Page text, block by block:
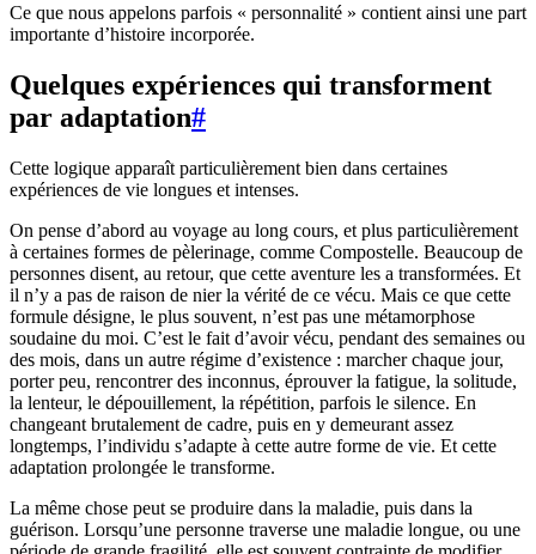
Ce que nous appelons parfois « personnalité » contient ainsi une part
importante d’histoire incorporée.
Quelques expériences qui transforment
par adaptation#
Cette logique apparaît particulièrement bien dans certaines
expériences de vie longues et intenses.
On pense d’abord au voyage au long cours, et plus particulièrement
à certaines formes de pèlerinage, comme Compostelle. Beaucoup de
personnes disent, au retour, que cette aventure les a transformées. Et
il n’y a pas de raison de nier la vérité de ce vécu. Mais ce que cette
formule désigne, le plus souvent, n’est pas une métamorphose
soudaine du moi. C’est le fait d’avoir vécu, pendant des semaines ou
des mois, dans un autre régime d’existence : marcher chaque jour,
porter peu, rencontrer des inconnus, éprouver la fatigue, la solitude,
la lenteur, le dépouillement, la répétition, parfois le silence. En
changeant brutalement de cadre, puis en y demeurant assez
longtemps, l’individu s’adapte à cette autre forme de vie. Et cette
adaptation prolongée le transforme.
La même chose peut se produire dans la maladie, puis dans la
guérison. Lorsqu’une personne traverse une maladie longue, ou une